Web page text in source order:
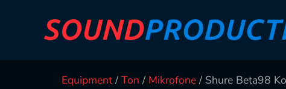
Equipment/Ton / Mikrofone/ Shure Beta98